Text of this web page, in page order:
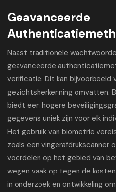
Geavanceerde
Naast traditionele
geavanceerde
verificatie. Dit kan bijvoorbeeld
gezichtsherkenning omvatten.
biedt een hogere
gegevens uniek zijn voor elk
Het gebruik van biometrie
zoals een vingerafdrukscanner
voordelen op het gebied van
wegen vaak op tegen de
in onderzoek en ontwikkeling